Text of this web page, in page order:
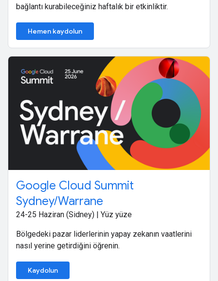
bağlantı kurabileceğiniz haftalık bir etkinliktir.
Hemen kaydolun
Google Cloud Summit
Sydney/Warrane
24-25 Haziran (Sidney) | Yüz yüze
Bölgedeki pazar liderlerinin yapay zekanın vaatlerini
nasıl yerine getirdiğini öğrenin.
Kaydolun